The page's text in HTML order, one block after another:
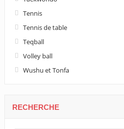
Tennis
Tennis de table
Teqball
Volley ball
Wushu et Tonfa
RECHERCHE